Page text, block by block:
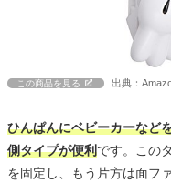
この商品を見る 出典：
ひんぱんにベビーカーなど
側タイプが便利です。この
を固定し、もう片方は面フ